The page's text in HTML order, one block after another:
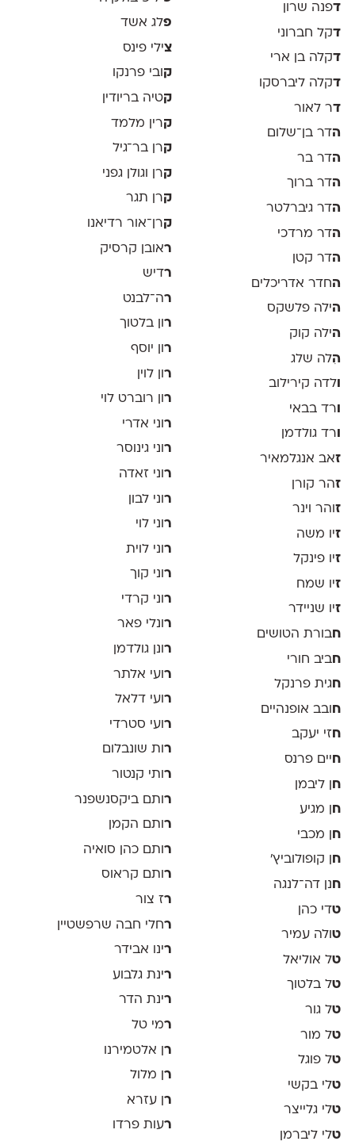
דפנה שרון
דקל חברוני
דקלה בן ארי
דקלה ליברסקו
דר לאור
הדר בן־שלום
הדר בר
הדר ברוך
הדר גיברלטר
הדר מרדכי
הדר קטן
החדר אדריכלים
הילה פלשקס
הילה קוק
הִלה שלג
לדה קירילוב
רד בבאי
ורד גולדמן
זאב אנגלמאיר
זהר קורן
זוהר וינר
זיו משה
זיו פינקל
זיו שמח
זיו שניידר
חבורת הטושים
חביב חורי
חגית פרנקל
ח ובב אופנהיים
חזי יעקב
ח יים פרנס
ח
ן ליבמן
ח ן מגיע
ח
ן מכבי
ח ן קופולוביץ'
ח נן דה־לנגה
טדי כהן
טולה עמיר
טל אוליאל
טל בלטוך
טל גור
טל מור
טל פוגל
טלי בקשי
טלי גלייצר
טלי ליברמן
פלג אשד
צילי פינס
קובי פרנקו
קטיה בריודין
קרין מלמד
קרן בר־גיל
קרן וגולן גפני
קרן תגר
קרן־אור רדיאנו
ראובן קרסיק
רדיש
רה־לבנט
רון בלטוך
ר ון יוסף
רון לוין
ר ון רוברט לוי
ר וני אדרי
רוני גינוסר
ר וני זאדה
רוני לבון
ר וני לוי
ר וני לוית
רוני קוך
ר וני קרדי
רונלי פאר
ר ונן גולדמן
ר ועי אלתר
רועי דלאל
ר ועי סטרדי
רות שונבלום
ר ותי קנטור
ר ותם ביקסנשפנר
רותם הקמן
ר ותם כהן סואיה
רותם קראוס
רז צור
רחלי חבה שרפשטיין
רינו אבידר
רינת גלבוע
רינת הדר
רמי טל
רן אלטמירנו
ר ן מלול
ר ן עזרא
רעות פרדו